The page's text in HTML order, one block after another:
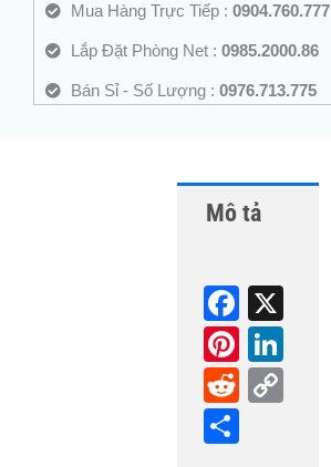
Mua Hàng Trực Tiếp : 0904.760.777
Lắp Đặt Phòng Net : 0985.2000.86
Bán Sỉ - Số Lượng : 0976.713.775
Mô tả
Fa
ce
bo
ok
Pi
nt
er
R